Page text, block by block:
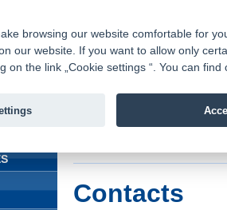
Fio banka
Contacts
browsing our website comfortable for
our website. If you want to allow only
on the link „Cookie settings “. You can